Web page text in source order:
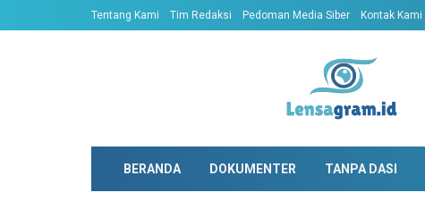
Tentang Kami Tim Redaksi Pedoman Media Siber Kontak Kami
BERANDA DOKUMENTER TANPA DASI